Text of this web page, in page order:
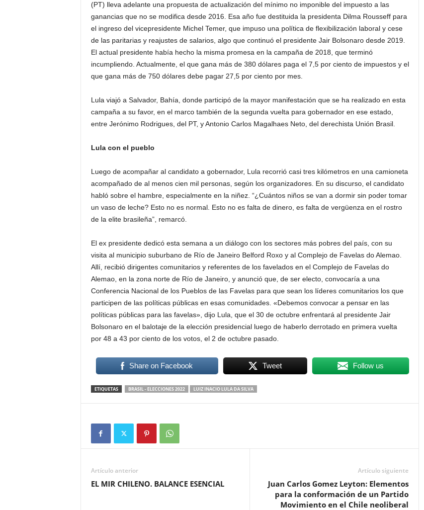
(PT) lleva adelante una propuesta de actualización del mínimo no imponible del impuesto a las
ganancias que no se modifica desde 2016. Esa año fue destituida la presidenta Dilma Rousseff para
el ingreso del vicepresidente Michel Temer, que impuso una política de flexibilización laboral y cese
de las paritarias y reajustes de salarios, algo que continuó el presidente Jair Bolsonaro desde 2019.
El actual presidente había hecho la misma promesa en la campaña de 2018, que terminó
incumpliendo. Actualmente, el que gana más de 380 dólares paga el 7,5 por ciento de impuestos y el
que gana más de 750 dólares debe pagar 27,5 por ciento por mes.
Lula viajó a Salvador, Bahía, donde participó de la mayor manifestación que se ha realizado en esta
campaña a su favor, en el marco también de la segunda vuelta para gobernador en ese estado,
entre Jerónimo Rodrigues, del PT, y Antonio Carlos Magalhaes Neto, del derechista Unión Brasil.
Lula con el pueblo
Luego de acompañar al candidato a gobernador, Lula recorrió casi tres kilómetros en una camioneta
acompañado de al menos cien mil personas, según los organizadores. En su discurso, el candidato
habló sobre el hambre, especialmente en la niñez. “¿Cuántos niños se van a dormir sin poder tomar
un vaso de leche? Esto no es normal. Esto no es falta de dinero, es falta de vergüenza en el rostro
de la elite brasileña”, remarcó.
El ex presidente dedicó esta semana a un diálogo con los sectores más pobres del país, con su
visita al municipio suburbano de Río de Janeiro Belford Roxo y al Complejo de Favelas do Alemao.
Allí, recibió dirigentes comunitarios y referentes de los favelados en el Complejo de Favelas do
Alemao, en la zona norte de Río de Janeiro, y anunció que, de ser electo, convocaría a una
Conferencia Nacional de los Pueblos de las Favelas para que sean los líderes comunitarios los que
participen de las políticas públicas en esas comunidades. «Debemos convocar a pensar en las
políticas públicas para las favelas», dijo Lula, que el 30 de octubre enfrentará al presidente Jair
Bolsonaro en el balotaje de la elección presidencial luego de haberlo derrotado en primera vuelta
por 48 a 43 por ciento de los votos, el 2 de octubre pasado.
Share on Facebook Tweet Follow us
ETIQUETAS BRASIL - ELECCIONES 2022 LUIZ INACIO LULA DA SILVA
Artículo anterior
EL MIR CHILENO. BALANCE ESENCIAL
Artículo siguiente
Juan Carlos Gomez Leyton: Elementos
para la conformación de un Partido
Movimiento en el Chile neoliberal